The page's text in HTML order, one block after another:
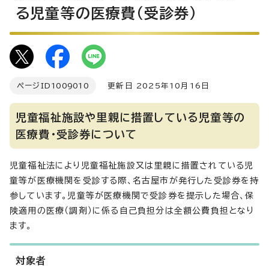
る児童等の医療費（受診券）
ページID 1009010 更新日 2025年10月16日
児童福祉施設や里親に措置している児童等の
医療費・受診券について
児童福祉法により児童福祉施設又は里親に措置されている児
童等が医療機関を受診する際、名古屋市が発行した受診券を持
参しています。児童等が医療機関で受診券を提示した場合、保
険適用の医療（調剤）に係る自己負担分は全額公費負担となり
ます。
対象者